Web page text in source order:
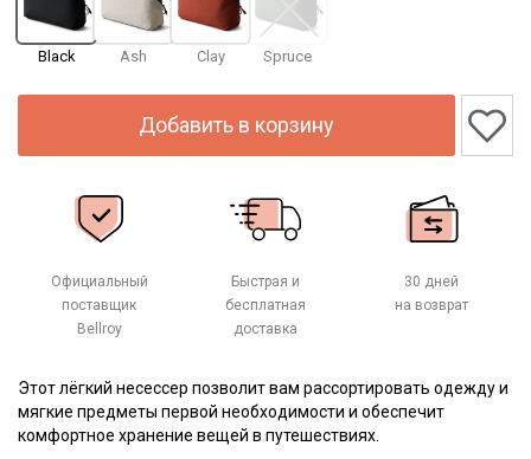
Black Ash Clay Spruce
Добавить в корзину
Официальный
поставщик
Bellroy
Быстрая и
бесплатная
доставка
30 дней
на возврат
Этот лёгкий несессер позволит вам рассортировать одежду и
мягкие предметы первой необходимости и обеспечит
комфортное хранение вещей в путешествиях.